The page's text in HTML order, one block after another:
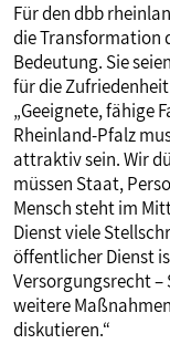
Für den dbb
die Transformation
Bedeutung. Sie
für die
„Geeignete, fähige
Rheinland-Pfalz
attraktiv sein. Wir
müssen Staat,
Mensch steht im
Dienst viele
öffentlicher Dienst
Versorgungsrecht
weitere
diskutieren.“